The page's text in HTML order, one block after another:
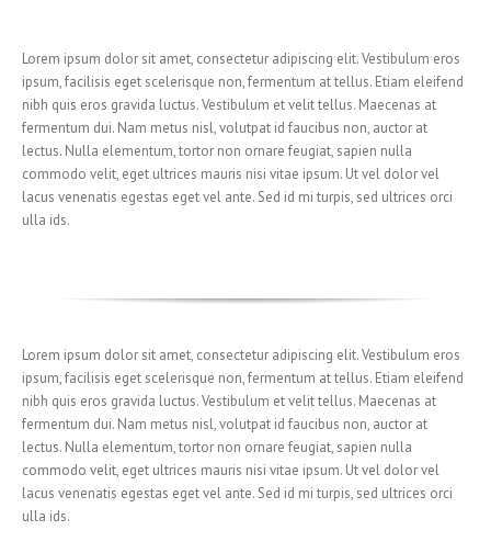
Lorem ipsum dolor sit amet, consectetur adipiscing elit. Vestibulum eros
ipsum, facilisis eget scelerisque non, fermentum at tellus. Etiam eleifend
nibh quis eros gravida luctus. Vestibulum et velit tellus. Maecenas at
fermentum dui. Nam metus nisl, volutpat id faucibus non, auctor at
lectus. Nulla elementum, tortor non ornare feugiat, sapien nulla
commodo velit, eget ultrices mauris nisi vitae ipsum. Ut vel dolor vel
lacus venenatis egestas eget vel ante. Sed id mi turpis, sed ultrices orci
ulla ids.
Lorem ipsum dolor sit amet, consectetur adipiscing elit. Vestibulum eros
ipsum, facilisis eget scelerisque non, fermentum at tellus. Etiam eleifend
nibh quis eros gravida luctus. Vestibulum et velit tellus. Maecenas at
fermentum dui. Nam metus nisl, volutpat id faucibus non, auctor at
lectus. Nulla elementum, tortor non ornare feugiat, sapien nulla
commodo velit, eget ultrices mauris nisi vitae ipsum. Ut vel dolor vel
lacus venenatis egestas eget vel ante. Sed id mi turpis, sed ultrices orci
ulla ids.